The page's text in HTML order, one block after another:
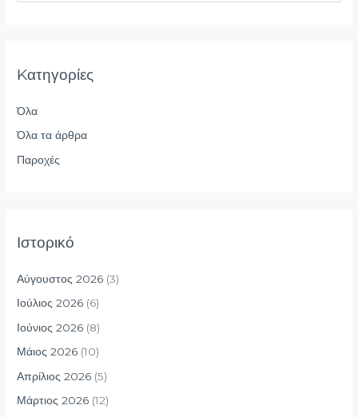
ή
η
σ
η
:
Kατηγορίες
Όλα
Όλα τα άρθρα
Παροχές
Ιστορικό
Αύγουστος 2026 (3)
Ιούλιος 2026 (6)
Ιούνιος 2026 (8)
Μάιος 2026 (10)
Απρίλιος 2026 (5)
Μάρτιος 2026 (12)